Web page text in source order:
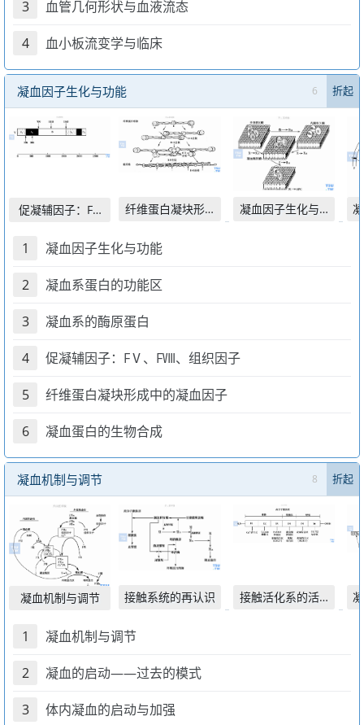
3 血管几何形状与血液流态
4 血小板流变学与临床
凝血因子生化与功能 6 折起
促凝辅因子：FⅤ、FⅧ、纤维蛋白凝块形成中的 凝血因子生化与功能
1 凝血因子生化与功能
2 凝血系蛋白的功能区
3 凝血系的酶原蛋白
4 促凝辅因子：FⅤ、FⅧ、组织因子
5 纤维蛋白凝块形成中的凝血因子
6 凝血蛋白的生物合成
凝血机制与调节 8 折起
凝血机制与调节 接触系统的再认识 接触活化系的活化机制
1 凝血机制与调节
2 凝血的启动——过去的模式
3 体内凝血的启动与加强